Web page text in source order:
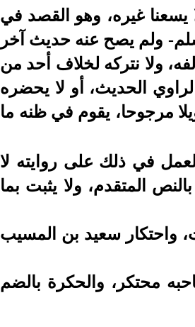
يسعنا غيره، وهو القصد في
ولم يصح عنه حديث آخر
ولا نتركه لخلاف أحد من
الحديث، أو لا يحضره
مرجوحا، يقوم في ظنه ما
في ذلك على روايته لا
المتقدم، ولا يثبت بما
واحتكار سعيد بن المسيب
محتكر، والحكرة بالضم